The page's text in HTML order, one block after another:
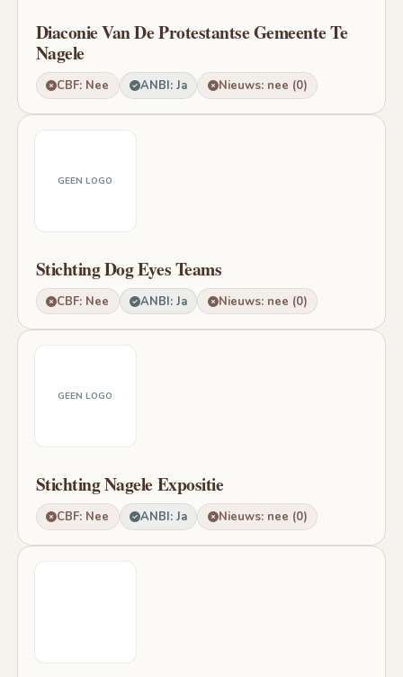
Diaconie Van De Protestantse Gemeente Te
Nagele
CBF: Nee ANBI: Ja Nieuws: nee (0)
GEEN LOGO
Stichting Dog Eyes Teams
CBF: Nee ANBI: Ja Nieuws: nee (0)
GEEN LOGO
Stichting Nagele Expositie
CBF: Nee ANBI: Ja Nieuws: nee (0)